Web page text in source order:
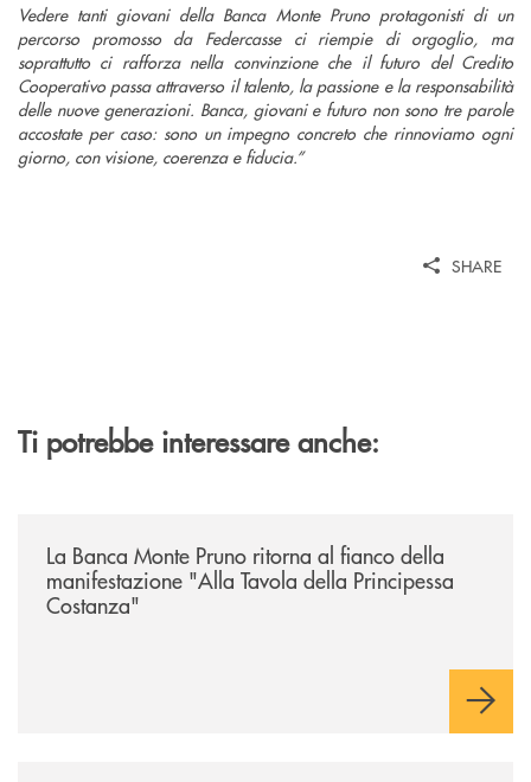
Vedere tanti giovani della Banca Monte Pruno protagonisti di un
percorso promosso da Federcasse ci riempie di orgoglio, ma
soprattutto ci rafforza nella convinzione che il futuro del Credito
Cooperativo passa attraverso il talento, la passione e la responsabilità
delle nuove generazioni. Banca, giovani e futuro non sono tre parole
accostate per caso: sono un impegno concreto che rinnoviamo ogni
giorno, con visione, coerenza e fiducia.”
SHARE
Ti potrebbe interessare anche:
La Banca Monte Pruno ritorna al fianco della
manifestazione "Alla Tavola della Principessa
Costanza"